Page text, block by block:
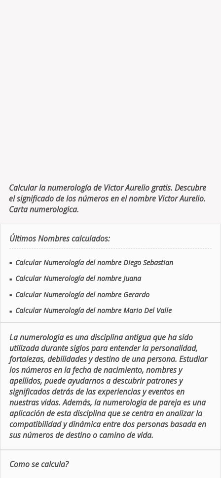
Calcular la numerología de Victor Aurelio gratis. Descubre
el significado de los números en el nombre Victor Aurelio.
Carta numerologica.
Últimos Nombres calculados:
■ Calcular Numerología del nombre Diego Sebastian
■ Calcular Numerología del nombre Juana
■ Calcular Numerología del nombre Gerardo
■ Calcular Numerología del nombre Mario Del Valle
La numerologia es una disciplina antigua que ha sido
utilizada durante siglos para entender la personalidad,
fortalezas, debilidades y destino de una persona. Estudiar
los números en la fecha de nacimiento, nombres y
apellidos, puede ayudarnos a descubrir patrones y
significados detrás de las experiencias y eventos en
nuestras vidas. Además, la numerologia de pareja es una
aplicación de esta disciplina que se centra en analizar la
compatibilidad y dinámica entre dos personas basada en
sus números de destino o camino de vida.
Como se calcula?